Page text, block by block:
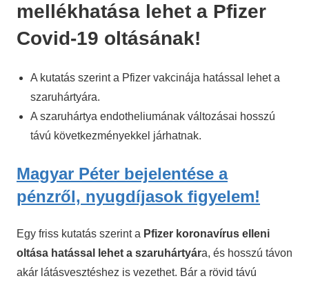
mellékhatása lehet a Pfizer
Covid-19 oltásának!
A kutatás szerint a Pfizer vakcinája hatással lehet a
szaruhártyára.
A szaruhártya endotheliumának változásai hosszú
távú következményekkel járhatnak.
Magyar Péter bejelentése a
pénzről, nyugdíjasok figyelem!
Egy friss kutatás szerint a Pfizer koronavírus elleni
oltása hatással lehet a szaruhártyára, és hosszú távon
akár látásvesztéshez is vezethet. Bár a rövid távú